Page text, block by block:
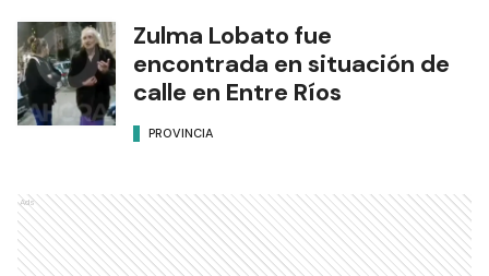
Zulma Lobato fue
encontrada en situación de
calle en Entre Ríos
PROVINCIA
Ads